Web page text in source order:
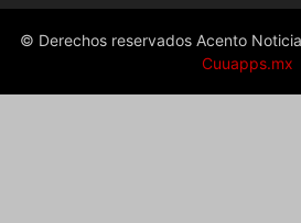
© Derechos reservados Acento
Cuuapps.mx